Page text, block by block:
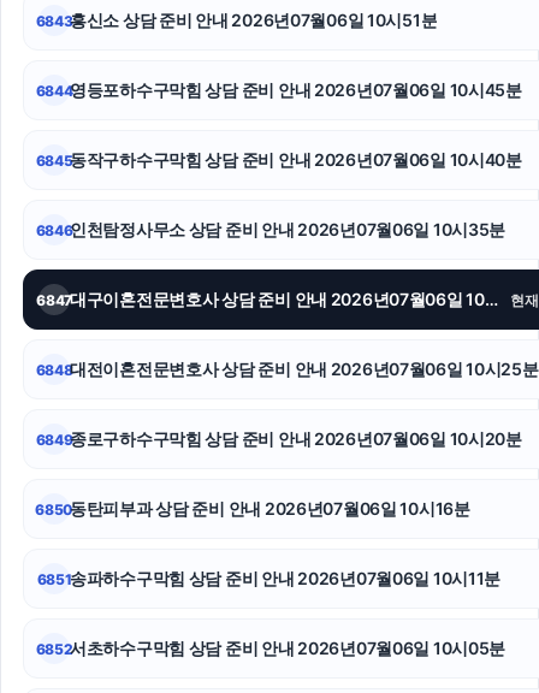
오렌지티켓
용인형사변호사
의정부이혼전문변호사
이혼전문변호사
인스타그램 좋아요 늘리기
의정부이혼변호사
부천이혼전문변호사
6843흥신소 상담 준비 안내 2026년07월06일 10시51분
6844영등포하수구막힘 상담 준비 안내 2026년07월06일 10시45분
6845동작구하수구막힘 상담 준비 안내 2026년07월06일 10시40분
6846인천탐정사무소 상담 준비 안내 2026년07월06일 10시35분
6847 대구이혼전문변호사 상담 준비 안내 2026년07월06일 10시30분 현
6848대전이혼전문변호사 상담 준비 안내 2026년07월06일 10시25분
6849종로구하수구막힘 상담 준비 안내 2026년07월06일 10시20분
6850동탄피부과 상담 준비 안내 2026년07월06일 10시16분
6851송파하수구막힘 상담 준비 안내 2026년07월06일 10시11분
6852서초하수구막힘 상담 준비 안내 2026년07월06일 10시05분